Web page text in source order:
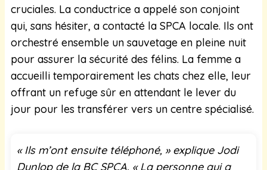
cruciales. La conductrice a appelé son conjoint
qui, sans hésiter, a contacté la SPCA locale. Ils ont
orchestré ensemble un sauvetage en pleine nuit
pour assurer la sécurité des félins. La femme a
accueilli temporairement les chats chez elle, leur
offrant un refuge sûr en attendant le lever du
jour pour les transférer vers un centre spécialisé.
« Ils m’ont ensuite téléphoné, » explique Jodi
Dunlop de la BC SPCA. « La personne qui a